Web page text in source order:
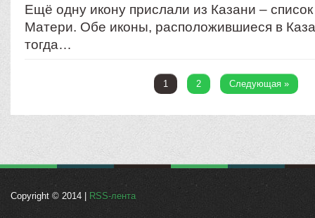
Ещё одну икону прислали из Казани –
Матери. Обе иконы, расположившиеся в
тогда…
1 2 Следующая »
Copyright © 2014 | RSS-лента